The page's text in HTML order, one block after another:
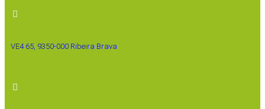
VE4 65, 9350-000 Ribeira Brava